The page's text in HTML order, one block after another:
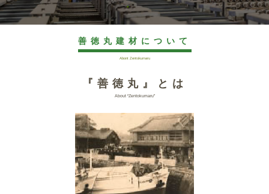
善徳丸建材について
Abont Zentokumaru
『善徳丸』とは
About “Zentokumaru”